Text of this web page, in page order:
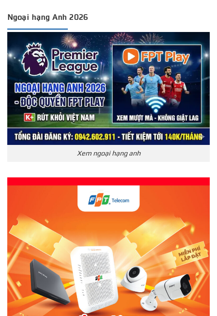
Ngoại hạng Anh 2026
Xem ngoại hạng anh